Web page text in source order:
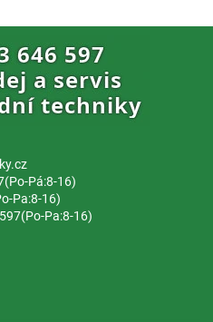
Pá:8-16)
Pa:8-16)
Pa:8-16)